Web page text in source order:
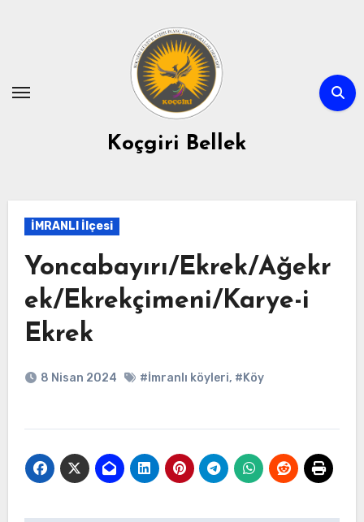
Koçgiri Bellek
İMRANLI İlçesi
Yoncabayırı/Ekrek/Ağekr
ek/Ekrekçimeni/Karye-i
Ekrek
8 Nisan 2024 #İmranlı köyleri, #Köy